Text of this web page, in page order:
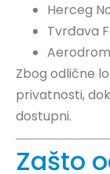
Herceg
Tvrđava
Zbog odlične
privatnosti,
dostupni.
Zašto